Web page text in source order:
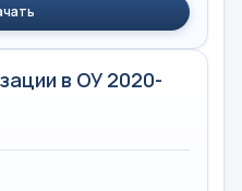
в ОУ 2020-